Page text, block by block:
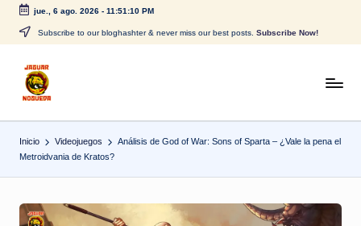
Saltar
contenido
jue., 6 ago. 2026- 11:51:11 PM
Subscribe to our bloghashter & never miss our best posts. Subscribe Now!
J
a
g
u
a
CONTENIDO
Inicio Videojuegos
Análisis de God of War: Sons of Sparta – ¿Vale la pena el
Metroidvania de Kratos?